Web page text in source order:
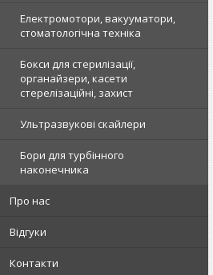
Електромотори, вакууматори,
стоматологічна техніка
Бокси для стерилізації,
органайзери, касети
стерелізаційні, захист
Ультразвукові скайлери
Бори для турбінного
наконечника
Про нас
Відгуки
Контакти